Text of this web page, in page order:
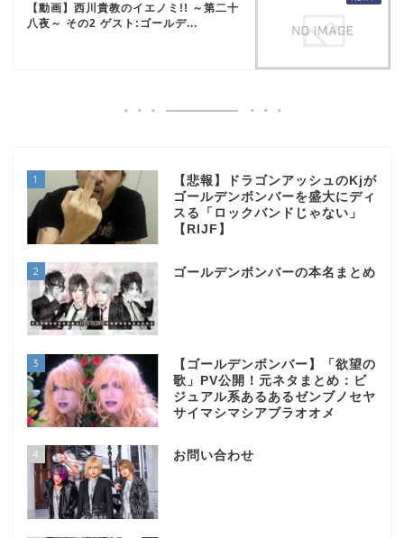
【動画】西川貴教のイエノミ!! ～第二十
八夜～ その2 ゲスト:ゴールデ...
1
【悲報】ドラゴンアッシュのKjが
ゴールデンボンバーを盛大にディ
スる「ロックバンドじゃない」
【RIJF】
2 ゴールデンボンバーの本名まとめ
3
【ゴールデンボンバー】「欲望の
歌」PV公開！元ネタまとめ：ビ
ジュアル系あるあるゼンブノセヤ
サイマシマシアブラオオメ
4 お問い合わせ